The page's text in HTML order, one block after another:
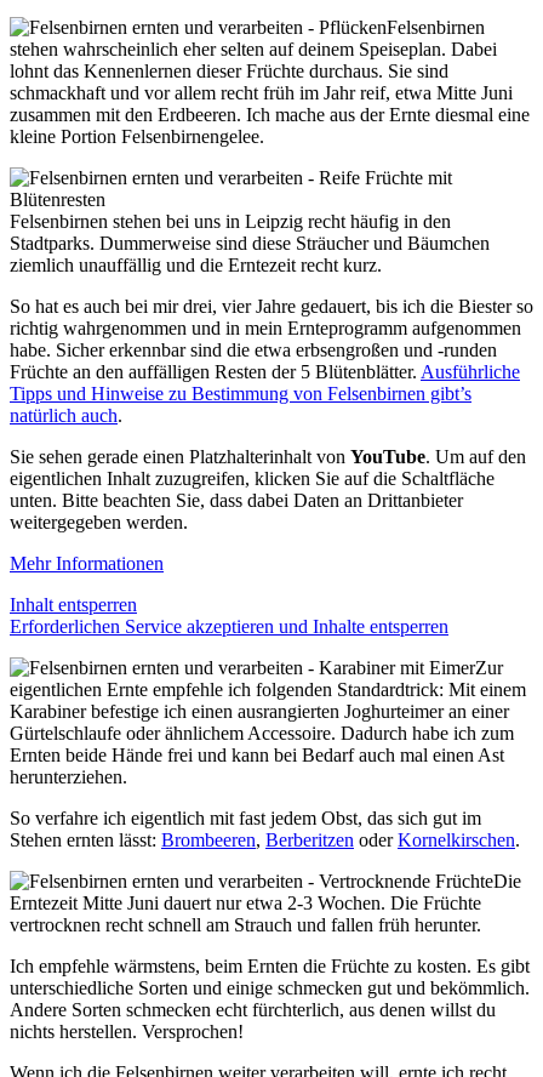
Felsenbirnen
stehen wahrscheinlich eher selten auf deinem Speiseplan. Dabei
lohnt das Kennenlernen dieser Früchte durchaus. Sie sind
schmackhaft und vor allem recht früh im Jahr reif, etwa Mitte Juni
zusammen mit den Erdbeeren. Ich mache aus der Ernte diesmal eine
kleine Portion Felsenbirnengelee.
Felsenbirnen stehen bei uns in Leipzig recht häufig in den
Stadtparks. Dummerweise sind diese Sträucher und Bäumchen
ziemlich unauffällig und die Erntezeit recht kurz.
So hat es auch bei mir drei, vier Jahre gedauert, bis ich die Biester so
richtig wahrgenommen und in mein Ernteprogramm aufgenommen
habe. Sicher erkennbar sind die etwa erbsengroßen und -runden
Früchte an den auffälligen Resten der 5 Blütenblätter. Ausführliche
Tipps und Hinweise zu Bestimmung von Felsenbirnen gibt’s
natürlich auch.
Sie sehen gerade einen Platzhalterinhalt von YouTube. Um auf den
eigentlichen Inhalt zuzugreifen, klicken Sie auf die Schaltfläche
unten. Bitte beachten Sie, dass dabei Daten an Drittanbieter
weitergegeben werden.
Mehr Informationen
Inhalt entsperren
Erforderlichen Service akzeptieren und Inhalte entsperren
Zur
eigentlichen Ernte empfehle ich folgenden Standardtrick: Mit einem
Karabiner befestige ich einen ausrangierten Joghurteimer an einer
Gürtelschlaufe oder ähnlichem Accessoire. Dadurch habe ich zum
Ernten beide Hände frei und kann bei Bedarf auch mal einen Ast
herunterziehen.
So verfahre ich eigentlich mit fast jedem Obst, das sich gut im
Stehen ernten lässt: Brombeeren, Berberitzen oderKornelkirschen.
Die
Erntezeit Mitte Juni dauert nur etwa 2-3 Wochen. Die Früchte
vertrocknen recht schnell am Strauch und fallen früh herunter.
Ich empfehle wärmstens, beim Ernten die Früchte zu kosten. Es gibt
unterschiedliche Sorten und einige schmecken gut und bekömmlich.
Andere Sorten schmecken echt fürchterlich, aus denen willst du
nichts herstellen. Versprochen!